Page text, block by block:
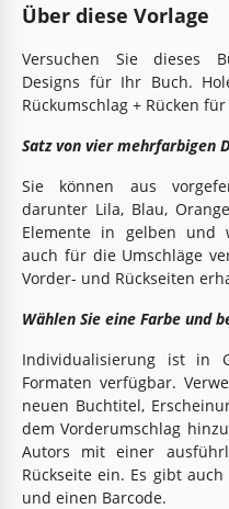
Über diese Vorlage
Versuchen Sie dieses
Designs für Ihr Buch.
Rückumschlag + Rücken
Satz von vier mehrfarbigen
Sie können aus
darunter Lila, Blau,
Elemente in gelben und
auch für die Umschläge
Vorder- und Rückseiten
Wählen Sie eine Farbe und
Individualisierung ist in
Formaten verfügbar.
neuen Buchtitel,
dem Vorderumschlag
Autors mit einer
Rückseite ein. Es gibt
und einen Barcode.